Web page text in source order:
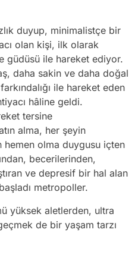
duyup, minimalistçe bir
olan kişi, ilk olarak
güdüsü ile hareket ediyor.
daha sakin ve daha doğal
ile hareket eden
hâline geldi.
tersine
alma, her şeyin
hemen olma duygusu içten
becerilerinden,
ve depresif bir hal alan
metropoller.
yüksek aletlerden, ultra
de bir yaşam tarzı